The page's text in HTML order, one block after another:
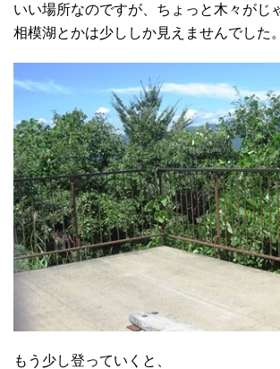
いい場所なのですが、ちょっと木々がじ
相模湖とかは少ししか見えませんでした。
もう少し登っていくと、